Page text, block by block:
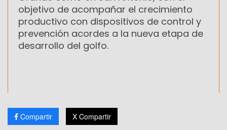
objetivo de acompañar el crecimiento
productivo con dispositivos de control y
prevención acordes a la nueva etapa de
desarrollo del golfo.
Compartir X Compartir